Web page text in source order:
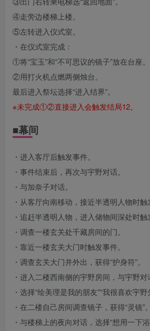
④走旁边楼梯上楼。
⑤左转进入仪式室。
・在仪式室完成：
①将“宝玉”和“不可思议的镜子”放在台座。
②用打火机点燃两侧烛台。
最后进入祭坛选择“进入结界”。
※未完成①②直接进入会触发结局12。
■幕间
・进入客厅后触发事件。
・事件结束后，再次与宇野对话。
・与加奈子对话。
・从客厅向南移动，接近半透明人物时触
・追赶半透明人物，进入储物间深处时触
・调查一楼玄关处千藏房间的门。
・靠近一楼玄关大门时触发事件。
・调查玄关大门并外出，获得“护身符”。
・进入二楼西南侧的宇野房间，与宇野对
・选择“绘美理是我的朋友”“我很喜欢宇野
・在二楼自己房间调查镜子，获得“灵镜”。
・与楼梯上的夜向对话，选择“想用一下浴